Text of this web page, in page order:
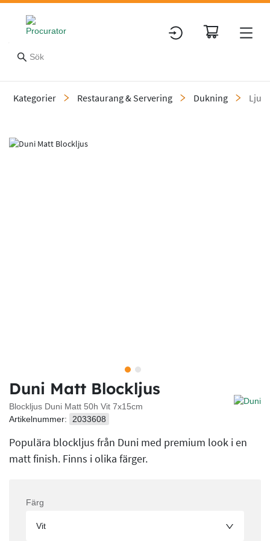
Kategorier Restaurang & Servering Dukning Ljus
Slide 1 of 2
Duni Matt Blockljus
Blockljus Duni Matt 50h Vit 7x15cm
Artikelnummer:
2033608
Populära blockljus från Duni med premium look i en
matt finish. Finns i olika färger.
Färg
Vit